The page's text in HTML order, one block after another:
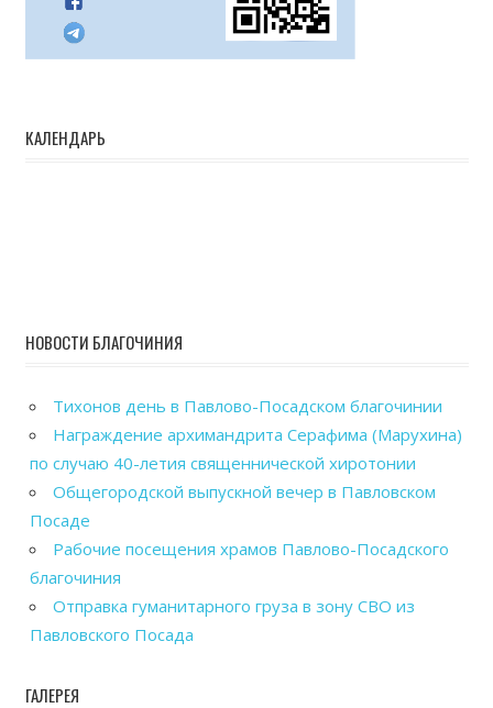
КАЛЕНДАРЬ
НОВОСТИ БЛАГОЧИНИЯ
Тихонов день в Павлово-Посадском благочинии
Награждение архимандрита Серафима (Марухина)
по случаю 40-летия священнической хиротонии
Общегородской выпускной вечер в Павловском
Посаде
Рабочие посещения храмов Павлово-Посадского
благочиния
Отправка гуманитарного груза в зону СВО из
Павловского Посада
ГАЛЕРЕЯ